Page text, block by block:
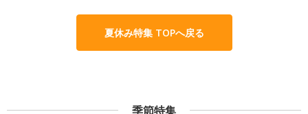
夏休み特集 TOPへ戻る
季節特集